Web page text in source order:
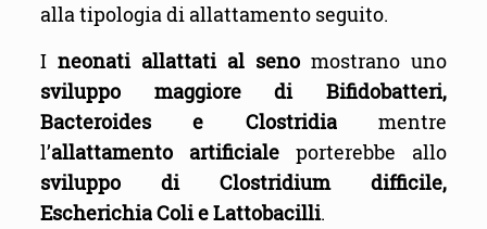
alla tipologia di allattamento seguito.
I neonati allattati al seno mostrano uno
sviluppo maggiore di Bifidobatteri,
Bacteroides e Clostridiamentre
l’allattamento artificialeporterebbe allo
sviluppo di Clostridium difficile,
Escherichia Coli e Lattobacilli.